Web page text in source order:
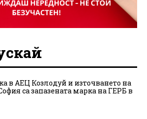
в АЕЦ Козлодуй и източването на
са запазената марка на ГЕРБ в